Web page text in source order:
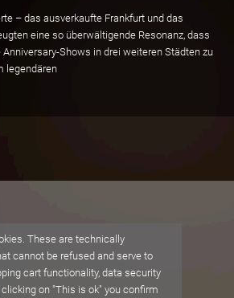
– das ausverkaufte Frankfurt und das
eine so überwältigende Resonanz, dass
Shows in drei weiteren Städten zu
legendären
These are technically
cannot be refused and serve to
cart functionality, data security
on "This is ok" you confirm